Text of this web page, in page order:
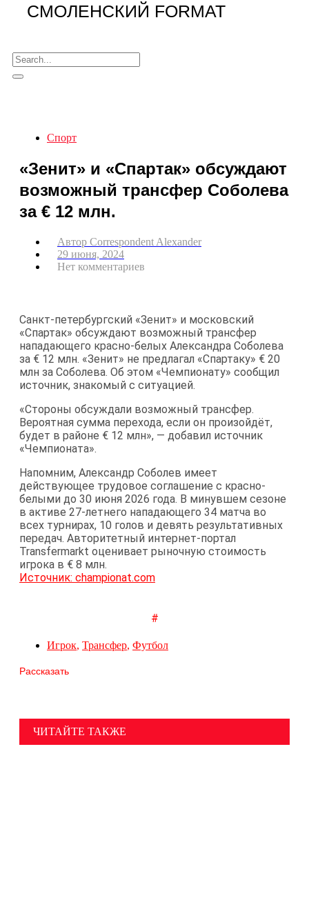
СМОЛЕНСКИЙ FORMAT
Спорт
«Зенит» и «Спартак» обсуждают
возможный трансфер Соболева
за € 12 млн.
Автор Correspondent Alexander
29 июня, 2024
Нет комментариев
Санкт-петербургский «Зенит» и московский
«Спартак» обсуждают возможный трансфер
нападающего красно-белых Александра Соболева
за € 12 млн. «Зенит» не предлагал «Спартаку» € 20
млн за Соболева. Об этом «Чемпионату» сообщил
источник, знакомый с ситуацией.
«Стороны обсуждали возможный трансфер.
Вероятная сумма перехода, если он произойдёт,
будет в районе € 12 млн», — добавил источник
«Чемпионата».
Напомним, Александр Соболев имеет
действующее трудовое соглашение с красно-
белыми до 30 июня 2026 года. В минувшем сезоне
в активе 27-летнего нападающего 34 матча во
всех турнирах, 10 голов и девять результативных
передач. Авторитетный интернет-портал
Transfermarkt оценивает рыночную стоимость
игрока в € 8 млн.
Источник: championat.com
#
Игрок, Трансфер, Футбол
Рассказать
ЧИТАЙТЕ ТАКЖЕ